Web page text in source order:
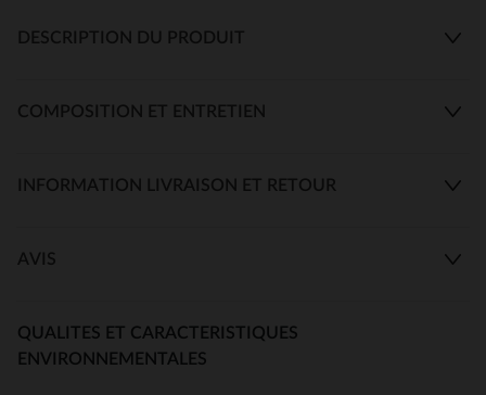
DESCRIPTION DU PRODUIT
COMPOSITION ET ENTRETIEN
INFORMATION LIVRAISON ET RETOUR
AVIS
QUALITES ET CARACTERISTIQUES
ENVIRONNEMENTALES